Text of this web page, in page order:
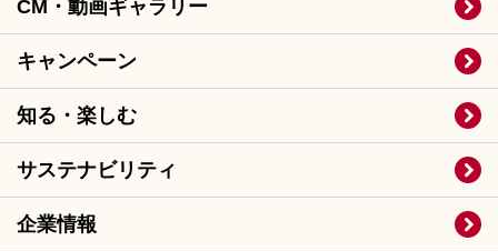
CM・動画ギャラリー
キャンペーン
知る・楽しむ
サステナビリティ
企業情報